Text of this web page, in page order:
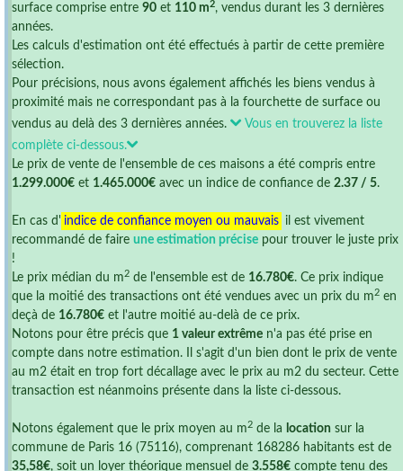
surface comprise entre 90 et 110 m2, vendus durant les 3 dernières
années.
Les calculs d'estimation ont été effectués à partir de cette première
sélection.
Pour précisions, nous avons également affichés les biens vendus à
proximité mais ne correspondant pas à la fourchette de surface ou
vendus au delà des 3 dernières années.
Vous en trouverez la liste
complète ci-dessous.
Le prix de vente de l'ensemble de ces maisons a été compris entre
1.299.000€ et 1.465.000€ avec un indice de confiance de 2.37 / 5.
En cas d' indice de confiance moyen ou mauvais il est vivement
recommandé de faire une estimation précise pour trouver le juste prix
!
Le prix médian du m 2 de l'ensemble est de 16.780€. Ce prix indique
que la moitié des transactions ont été vendues avec un prix du m 2 en
deçà de 16.780€ et l'autre moitié au-delà de ce prix.
Notons pour être précis que 1 valeur extrême n'a pas été prise en
compte dans notre estimation. Il s'agit d'un bien dont le prix de vente
au m2 était en trop fort décallage avec le prix au m2 du secteur. Cette
transaction est néanmoins présente dans la liste ci-dessous.
Notons également que le prix moyen au m 2 de la location sur la
commune de Paris 16 (75116), comprenant 168286 habitants est de
35,58€, soit un loyer théorique mensuel de 3.558€ compte tenu des